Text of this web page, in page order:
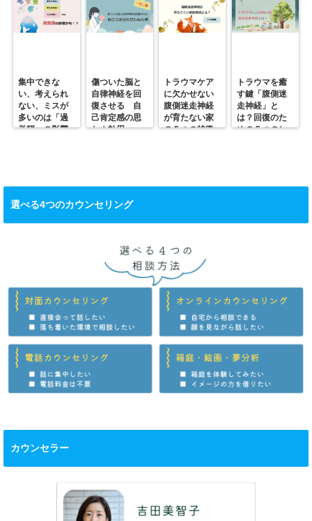
集中できな
い、考えられ
ない、ミスが
多いのは「過
覚醒」の影響
傷ついた脳と
自律神経を回
復させる 自
己肯定感の思
わぬ効用
トラウマケア
に欠かせない
腹側迷走神経
が育たない家
の５つの特徴
トラウマを癒
す鍵「腹側迷
走神経」と
は？回復のた
めの５つのヒ
選べる4つのカウンセリング
カウンセラー